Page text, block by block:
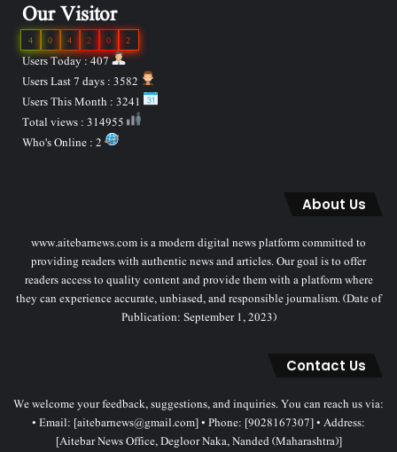
Our Visitor
2
0
2
4
0
4
Users Today : 407
About Us
www.aitebarnews.com is a modern digital news platform committed to
providing readers with authentic news and articles. Our goal is to offer
readers access to quality content and provide them with a platform where
they can experience accurate, unbiased, and responsible journalism. (Date of
Publication: September 1, 2023)
Contact Us
We welcome your feedback, suggestions, and inquiries. You can reach us via:
• Email: [aitebarnews@gmail.com] • Phone: [9028167307] • Address:
[Aitebar News Office, Degloor Naka, Nanded (Maharashtra)]